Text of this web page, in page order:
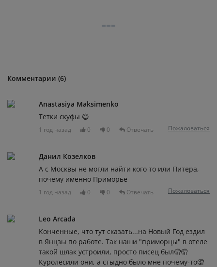
Комментарии (6)
Anastasiya Maksimenko
Тетки скуфы 😄
1 год назад 0 0 Отвечать Пожаловаться
Данил Козелков
А с Москвы не могли найти кого то или Питера,
почему именно Приморье
1 год назад 0 0 Отвечать Пожаловаться
Leo Arcada
Конченные, что тут сказать...на Новый Год ездил
в Янцзы по работе. Так наши "приморцы" в отеле
такой шлак устроили, просто писец был🤦🤦
Куролесили они, а стыдно было мне почему-то🤦